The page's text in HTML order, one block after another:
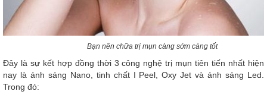
Bạn nên chữa trị mụn càng sớm càng tốt
Đây là sự kết hợp đồng thời 3 công nghệ trị mụn tiên tiến nhất hiện
nay là ánh sáng Nano, tinh chất I Peel, Oxy Jet và ánh sáng Led.
Trong đó: